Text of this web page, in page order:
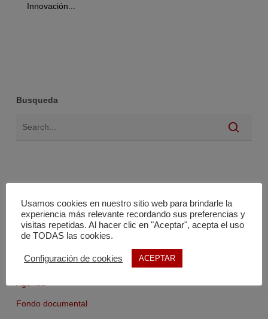
Innovación...
Busqueda
Noticias
Ayudas y subvenciones
Fondo documental
Usamos cookies en nuestro sitio web para brindarle la
experiencia más relevante recordando sus preferencias y
visitas repetidas. Al hacer clic en "Aceptar", acepta el uso
de TODAS las cookies.
Configuración de cookies ACEPTAR